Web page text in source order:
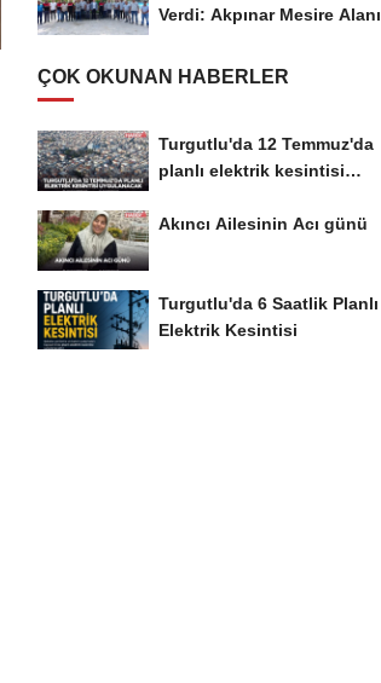
Verdi: Akpınar Mesire Alanı
ÇOK OKUNAN HABERLER
Turgutlu'da 12 Temmuz'da
planlı elektrik kesintisi
Akıncı Ailesinin Acı günü
Turgutlu'da 6 Saatlik Planlı
Elektrik Kesintisi